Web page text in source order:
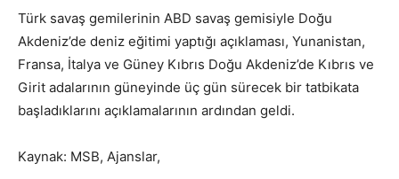
Türk savaş gemilerinin ABD savaş gemisiyle Doğu
Akdeniz’de deniz eğitimi yaptığı açıklaması, Yunanistan,
Fransa, İtalya ve Güney Kıbrıs Doğu Akdeniz’de Kıbrıs ve
Girit adalarının güneyinde üç gün sürecek bir tatbikata
başladıklarını açıklamalarının ardından geldi.
Kaynak: MSB, Ajanslar,